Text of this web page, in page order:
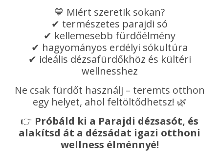
💙 Miért szeretik sokan?
✔ természetes parajdi só
✔ kellemesebb fürdőélmény
✔ hagyományos erdélyi sókultúra
✔ ideális dézsafürdőkhöz és kültéri
wellnesshez
Ne csak fürdőt használj – teremts otthon
egy helyet, ahol feltöltődhetsz! 🌿
👉 Próbáld ki a Parajdi dézsasót, és
alakítsd át a dézsádat igazi otthoni
wellness élménnyé!